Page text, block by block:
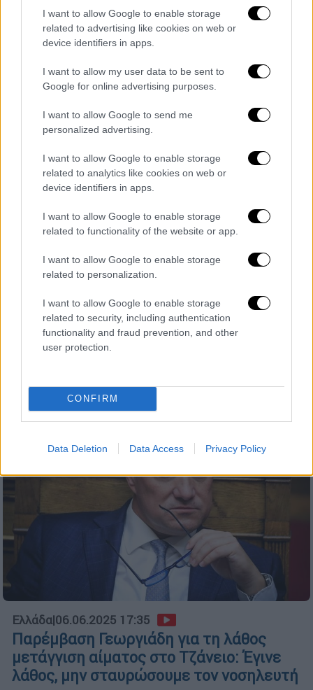
I want to allow Google to enable storage
related to advertising like cookies on web or
device identifiers in apps.
I want to allow my user data to be sent to
Google for online advertising purposes.
I want to allow Google to send me
personalized advertising.
I want to allow Google to enable storage
related to analytics like cookies on web or
device identifiers in apps.
I want to allow Google to enable storage
related to functionality of the website or app.
I want to allow Google to enable storage
related to personalization.
I want to allow Google to enable storage
related to security, including authentication
functionality and fraud prevention, and other
user protection.
CONFIRM
Data Deletion Data Access Privacy Policy
«Τραγικό ανθρώπινο λάθος»: Τι ανέφερε
ο πρόεδρος εργαζομένων του Τζανείου
για την μετάγγιση στην 62χρονη
Σταθερή αλλά κρίσιμη παραμένει η
κατάσταση της υγείας της 62χρονης
Ελλάδα|06.06.2025 17:35
Παρέμβαση Γεωργιάδη για τη λάθος
μετάγγιση αίματος στο Τζάνειο: Έγινε
λάθος, μην σταυρώσουμε τον νοσηλευτή